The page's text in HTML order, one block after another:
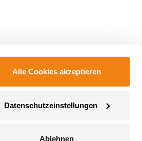
Alle Cookies akzeptieren
Datenschutzeinstellungen
Ablehnen